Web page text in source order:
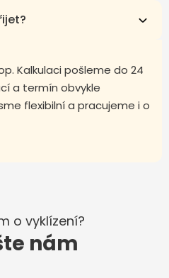
Kalkulaci pošleme do 24
a termín obvykle
flexibilní a pracujeme i o
o vyklízení?
nám